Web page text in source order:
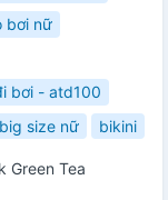
bơi nữ
bơi - atd100
size nữ bikini
Green Tea